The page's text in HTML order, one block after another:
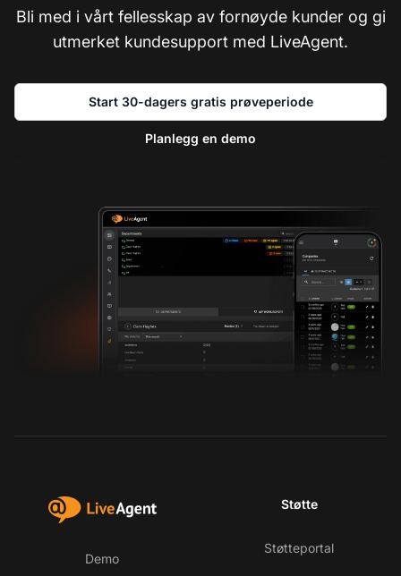
Bli med i vårt fellesskap av fornøyde kunder og gi
utmerket kundesupport med LiveAgent.
Start 30-dagers gratis prøveperiode
Planlegg en demo
Demo
Støtte
Støtteportal